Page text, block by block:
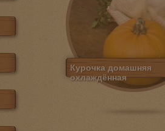
Курочка домашняя
охлаждённая